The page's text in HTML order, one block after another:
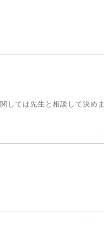
しては先生と相談して決めま